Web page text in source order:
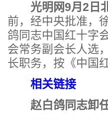
光明网9月2日
前，经中央批准，
鸽同志中国红十字
会常务副会长人选
长职务，按《中国
相关链接
赵白鸽同志卸